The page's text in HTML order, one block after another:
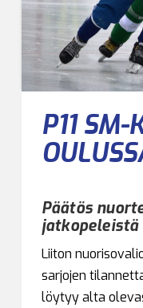
P11 SM-
Päätös
jatkopeleistä
Liiton
sarjojen
löytyy alta